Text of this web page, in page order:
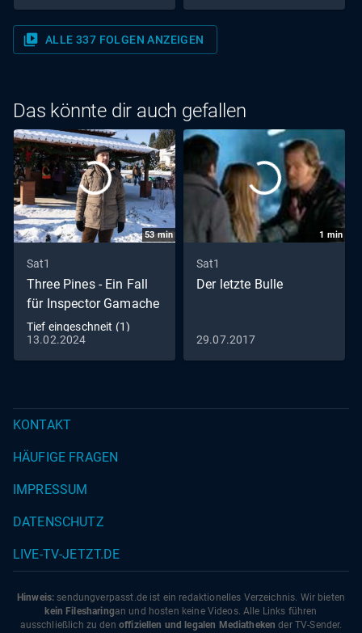
video_library ALLE 337 FOLGEN ANZEIGEN
Das könnte dir auch gefallen
53min
Sat1
Three Pines - Ein Fall
für Inspector Gamache
Tief eingeschneit (1)
13.02.2024
1 min
Sat1
Der letzte Bulle
29.07.2017
KONTAKT
HÄUFIGE FRAGEN
IMPRESSUM
DATENSCHUTZ
LIVE-TV-JETZT.DE
Hinweis: sendungverpasst.de ist ein redaktionelles Verzeichnis. Wir bieten
kein Filesharingan und hosten keine Videos. Alle Links führen
ausschließlich zu den offiziellen und legalen Mediatheken der TV-Sender.